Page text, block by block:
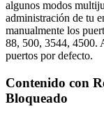
algunos modos
administración de tu
manualmente los
88, 500, 3544, 4500.
puertos por defecto.
Contenido con
Bloqueado